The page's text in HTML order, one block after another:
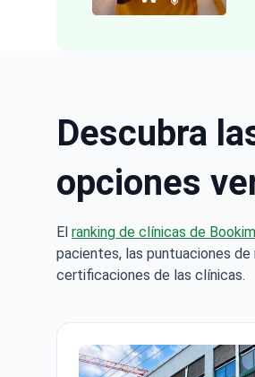
Descubra
opciones
El ranking de clínicas de
pacientes, las puntuaciones
certificaciones de las clínicas.